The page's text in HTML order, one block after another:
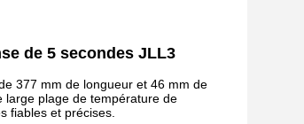
de 5 secondes JLL3
377 mm de longueur et 46 mm de
large plage de température de
fiables et précises.